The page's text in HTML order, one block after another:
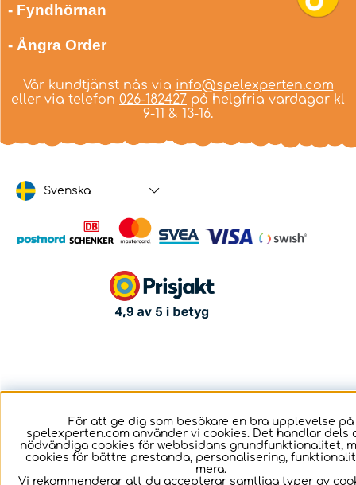
- Fyndhörnan
- Ångra Order
Vår kundtjänst nås via info@spelexperten.com
eller via telefon 026-182427 på helgfria vardagar kl
9-11 & 13-16.
Svenska
För att ge dig som besökare en bra upplevelse på
spelexperten.com använder vi cookies. Det handlar dels
nödvändiga cookies för webbsidans grundfunktionalitet,
cookies för bättre prestanda, personalisering,
mera.
Vi rekommenderar att du accepterar samtliga typer av